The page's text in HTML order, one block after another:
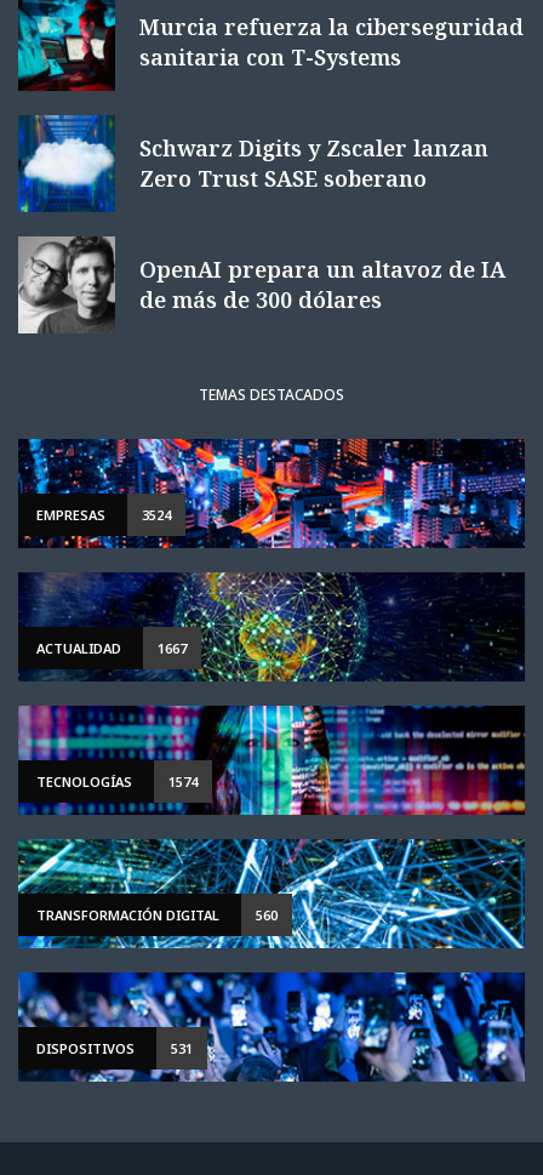
Murcia refuerza la ciberseguridad
sanitaria con T-Systems
Schwarz Digits y Zscaler lanzan
Zero Trust SASE soberano
OpenAI prepara un altavoz de IA
de más de 300 dólares
TEMAS DESTACADOS
EMPRESAS 3524
ACTUALIDAD 1667
TECNOLOGÍAS 1574
TRANSFORMACIÓN DIGITAL 560
DISPOSITIVOS 531